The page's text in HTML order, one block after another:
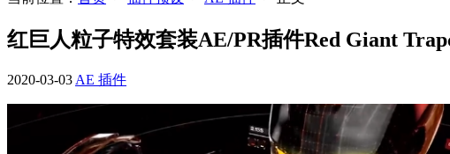
红巨人粒子特效套装AE/PR插件Red Giant
2020-03-03 AE 插件